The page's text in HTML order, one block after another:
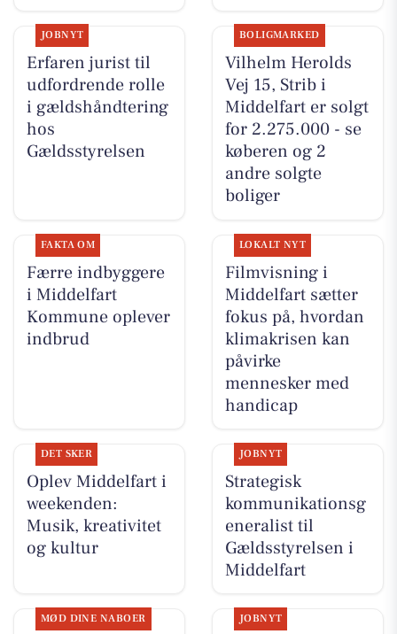
JOBNYT
Erfaren jurist til
udfordrende rolle
i gældshåndtering
hos
Gældsstyrelsen
BOLIGMARKED
Vilhelm Herolds
Vej 15, Strib i
Middelfart er solgt
for 2.275.000 - se
køberen og 2
andre solgte
boliger
FAKTA OM
Færre indbyggere
i Middelfart
Kommune oplever
indbrud
LOKALT NYT
Filmvisning i
Middelfart sætter
fokus på, hvordan
klimakrisen kan
påvirke
mennesker med
handicap
DET SKER
Oplev Middelfart i
weekenden:
Musik, kreativitet
og kultur
JOBNYT
Strategisk
kommunikationsg
eneralist til
Gældsstyrelsen i
Middelfart
MØD DINE NABOER JOBNYT